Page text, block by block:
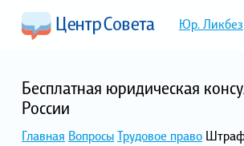
Юр. Ликбез
Бесплатная юридическая
России
Главная ВопросыТрудовое право